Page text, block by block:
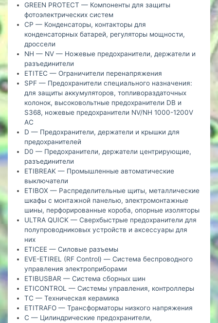
GREEN PROTECT — Компоненты для защиты
фотоэлектрических систем
CP — Конденсаторы, контакторы для
конденсаторных батарей, регуляторы мощности,
дроссели
NH — NV — Ножевые предохранители, держатели и
разъединители
ETITEC — Ограничители перенапряжения
SPF — Предохранители специального назначения:
для защиты аккумуляторов, топливораздаточных
колонок, высоковольтные предохранители DB и
S368, ножевые предохранители NV/NH 1000-1200V
AC
D — Предохранители, держатели и крышки для
предохранителей
D0 — Предохранители, держатели центрирующие,
разъединители
ETIBREAK — Промышленные автоматические
выключатели
ETIBOX — Распределительные щиты, металлические
шкафы с монтажной панелью, электромонтажные
шины, перфорированные короба, опорные изоляторы
ULTRA QUICK — Сверхбыстрые предохранители для
полупроводниковых устройств и аксессуары для
них
ETICEE — Силовые разъемы
EVE-ETIREL (RF Control) — Система беспроводного
управления электроприборами
ETIBUSBAR — Система сборных шин
ETICONTROL — Системы управления, контроллеры
TC — Техническая керамика
ETITRAFO — Трансформаторы низкого напряжения
C — Цилиндрические предохранители,